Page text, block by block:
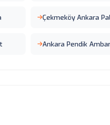
Çekmeköy Ankara
Ankara Pendik